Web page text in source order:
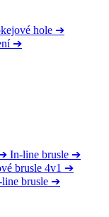
hole ➔
➔
In-line brusle ➔
brusle 4v1 ➔
brusle ➔